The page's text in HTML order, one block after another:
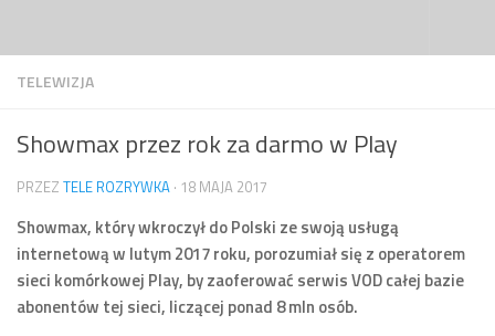
TELEWIZJA
Showmax przez rok za darmo w Play
PRZEZ TELE ROZRYWKA · 18 MAJA 2017
Showmax, który wkroczył do Polski ze swoją usługą
internetową w lutym 2017 roku, porozumiał się z operatorem
sieci komórkowej Play, by zaoferować serwis VOD całej bazie
abonentów tej sieci, liczącej ponad 8 mln osób.